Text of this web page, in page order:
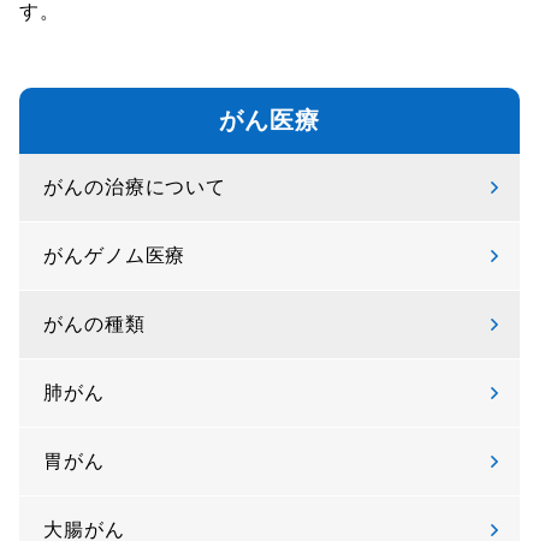
す。
がん医療
がんの治療について
がんゲノム医療
がんの種類
肺がん
胃がん
大腸がん